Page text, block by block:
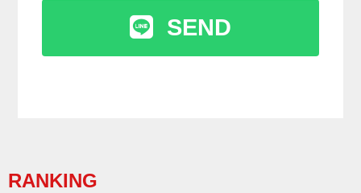
SEND
RANKING